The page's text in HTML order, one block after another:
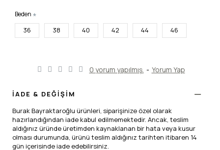
0 yorum yapılmış. - Yorum Yap
Beden
36 38 40 42 44 46
İADE & DEĞİŞİM
Burak Bayraktaroğlu ürünleri, siparişinize özel olarak
hazırlandığından iade kabul edilmemektedir. Ancak, teslim
aldığınız üründe üretimden kaynaklanan bir hata veya kusur
olması durumunda, ürünü teslim aldığınız tarihten itibaren 14
gün içerisinde iade edebilirsiniz.